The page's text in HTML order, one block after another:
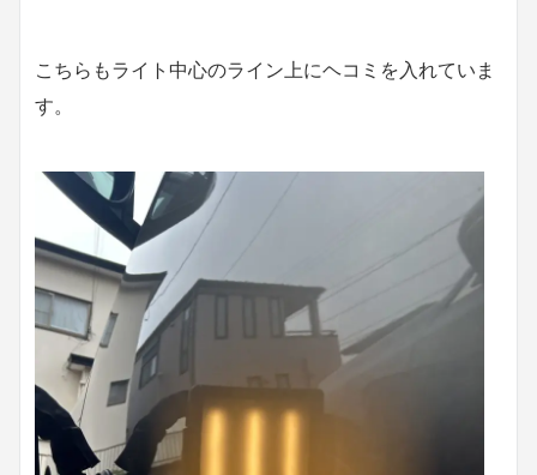
こちらもライト中心のライン上にヘコミを入れていま
す。